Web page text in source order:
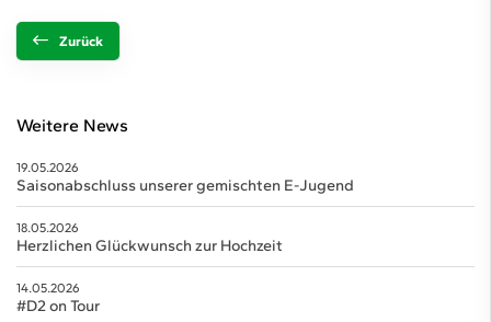
Zurück
Weitere News
19.05.2026
Saisonabschluss unserer gemischten E-Jugend
18.05.2026
Herzlichen Glückwunsch zur Hochzeit
14.05.2026
#D2 on Tour